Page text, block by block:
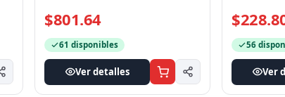
$801.64
61 disponibles
Ver detalles
56
Ver